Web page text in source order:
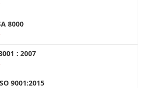
8000
: 2007
9001:2015